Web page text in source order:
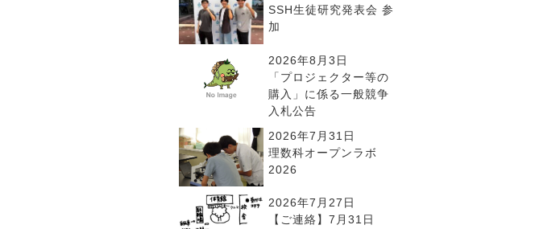
SSH生徒研究発表会 参
加
2026年8月3日
「プロジェクター等の
購入」に係る一般競争
入札公告
2026年7月31日
理数科オープンラボ
2026
2026年7月27日
【ご連絡】7月31日